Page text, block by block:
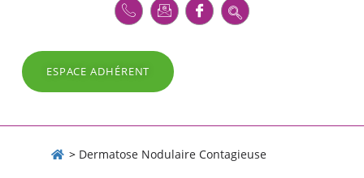
ESPACE ADHÉRENT
> Dermatose Nodulaire Contagieuse